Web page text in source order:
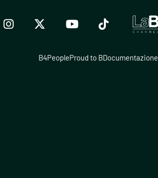
B4PeopleProud to BDocumentazione